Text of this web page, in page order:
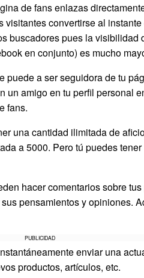
de fans enlazas
convertirse al
buscadores pues la visibilidad
en conjunto) es mucho
puede a ser seguidora de tu
un amigo en tu perfil personal
fans.
una cantidad ilimitada de
a 5000. Pero tú puedes
hacer comentarios sobre
pensamientos y opiniones.
PUBLICIDAD
enviar una
productos, artículos, etc.